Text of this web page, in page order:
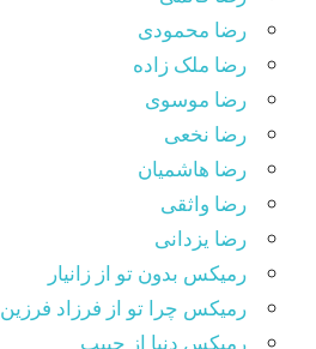
رضا محمودی
رضا ملک زاده
رضا موسوی
رضا نخعی
رضا هاشمیان
رضا واثقی
رضا یزدانی
رمیکس بدون تو از زانیار
رمیکس چرا تو از فرزاد فرزین